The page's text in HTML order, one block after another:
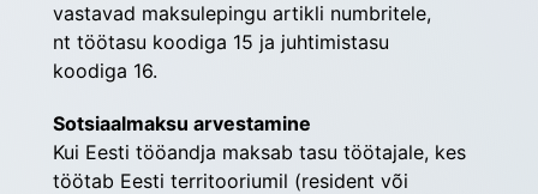
vastavad maksu­lepingu artikli numbritele,
nt töötasu koodiga 15 ja juhtimistasu
koodiga 16.
Sotsiaalmaksu arvestamine
Kui Eesti tööandja maksab tasu töötajale, kes
töötab Eesti territooriumil (resident või